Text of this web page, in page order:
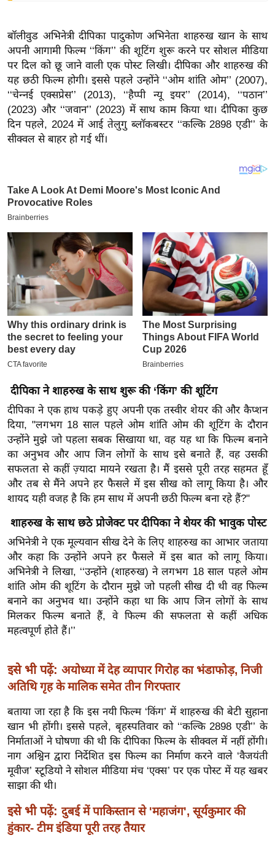
ग
त
वि
शे
ष
ज्ञ
रा
ज
ट
खे
ल
क्रि
के
ट
I
P
L
2
2
6
क्रा
इ
म
ई
-
प
र
मि
सा
ल
बे
मि
ल
श
य
त
यं
ग
इं
डि
या
बॉलीवुड अभिनेत्री दीपिका पादुकोण अभिनेता शाहरुख खान के साथ
अपनी आगामी फिल्म ‘‘किंग’’ की शूटिंग शुरू करने पर सोशल मीडिया
पर दिल को छू जाने वाली एक पोस्ट लिखी। दीपिका और शाहरुख की
यह छठी फिल्म होगी। इससे पहले उन्होंने ‘‘ओम शांति ओम’’ (2007),
‘‘चेन्नई एक्सप्रेस’’ (2013), ‘‘हैप्पी न्यू इयर’’ (2014), ‘‘पठान’’
(2023) और ‘‘जवान’’ (2023) में साथ काम किया था। दीपिका कुछ
दिन पहले, 2024 में आई तेलुगु ब्लॉकबस्टर ‘‘कल्कि 2898 एडी’’ के
सीक्वल से बाहर हो गई थीं।
दीपिका ने शाहरुख के साथ शुरू की ‘किंग’ की शूटिंग
दीपिका ने एक हाथ पकड़े हुए अपनी एक तस्वीर शेयर की और कैप्शन
दिया, "लगभग 18 साल पहले ओम शांति ओम की शूटिंग के दौरान
उन्होंने मुझे जो पहला सबक सिखाया था, वह यह था कि फिल्म बनाने
का अनुभव और आप जिन लोगों के साथ इसे बनाते हैं, वह उसकी
सफलता से कहीं ज़्यादा मायने रखता है। मैं इससे पूरी तरह सहमत हूँ
और तब से मैंने अपने हर फैसले में इस सीख को लागू किया है। और
शायद यही वजह है कि हम साथ में अपनी छठी फिल्म बना रहे हैं?"
शाहरुख के साथ छठे प्रोजेक्ट पर दीपिका ने शेयर की भावुक पोस्ट
अभिनेत्री ने एक मूल्यवान सीख देने के लिए शाहरुख का आभार जताया
और कहा कि उन्होंने अपने हर फैसले में इस बात को लागू किया।
अभिनेत्री ने लिखा, ‘‘उन्होंने (शाहरुख) ने लगभग 18 साल पहले ओम
शांति ओम की शूटिंग के दौरान मुझे जो पहली सीख दी थी वह फिल्म
बनाने का अनुभव था। उन्होंने कहा था कि आप जिन लोगों के साथ
मिलकर फिल्म बनाते हैं, वे फिल्म की सफलता से कहीं अधिक
महत्वपूर्ण होते हैं।’’
इसे भी पढ़ें: अयोध्या में देह व्यापार गिरोह का भंडाफोड़, निजी
अतिथि गृह के मालिक समेत तीन गिरफ्तार
बताया जा रहा है कि इस नयी फिल्म ‘किंग’ में शाहरुख की बेटी सुहाना
खान भी होंगी। इससे पहले, बृहस्पतिवार को ‘‘कल्कि 2898 एडी’’ के
निर्माताओं ने घोषणा की थी कि दीपिका फिल्म के सीक्वल में नहीं होंगी।
नाग अश्विन द्वारा निर्देशित इस फिल्म का निर्माण करने वाले ‘वैजयंती
मूवीज’ स्टूडियो ने सोशल मीडिया मंच ‘एक्स’ पर एक पोस्ट में यह खबर
साझा की थी।
इसे भी पढ़ें: दुबई में पाकिस्तान से 'महाजंग', सूर्यकुमार की
हुंकार- टीम इंडिया पूरी तरह तैयार